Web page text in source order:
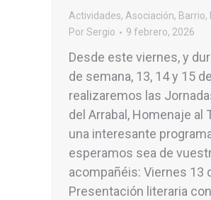
Actividades, Asociación, Barrio,
PorSergio 9 febrero, 2026
Desde este viernes, y
de semana, 13, 14 y 15
realizaremos las
del Arrabal, Homenaje al
una interesante
esperamos sea de
acompañéis: Viernes 13
Presentación literaria